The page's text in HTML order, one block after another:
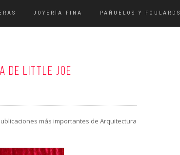
JOYERÍA FINA PAÑUELOS Y FOULARDS
DE LITTLE JOE
más importantes de Arquitectura